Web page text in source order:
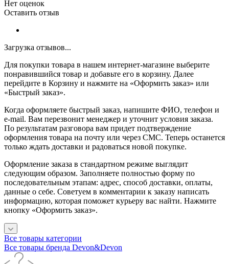
Нет оценок
Оставить отзыв
Загрузка отзывов...
Для покупки товара в нашем интернет-магазине выберите
понравившийся товар и добавьте его в корзину. Далее
перейдите в Корзину и нажмите на «Оформить заказ» или
«Быстрый заказ».
Когда оформляете быстрый заказ, напишите ФИО, телефон и
e-mail. Вам перезвонит менеджер и уточнит условия заказа.
По результатам разговора вам придет подтверждение
оформления товара на почту или через СМС. Теперь останется
только ждать доставки и радоваться новой покупке.
Оформление заказа в стандартном режиме выглядит
следующим образом. Заполняете полностью форму по
последовательным этапам: адрес, способ доставки, оплаты,
данные о себе. Советуем в комментарии к заказу написать
информацию, которая поможет курьеру вас найти. Нажмите
кнопку «Оформить заказ».
Все товары категории
Все товары бренда Devon&Devon